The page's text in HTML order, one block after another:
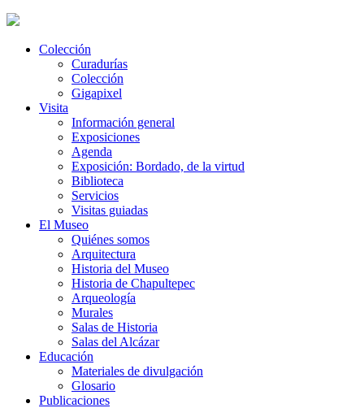
Colección
Curadurías
Colección
Gigapixel
Visita
Información general
Exposiciones
Agenda
Exposición: Bordado, de la virtud
Biblioteca
Servicios
Visitas guiadas
El Museo
Quiénes somos
Arquitectura
Historia del Museo
Historia de Chapultepec
Arqueología
Murales
Salas de Historia
Salas del Alcázar
Educación
Materiales de divulgación
Glosario
Publicaciones